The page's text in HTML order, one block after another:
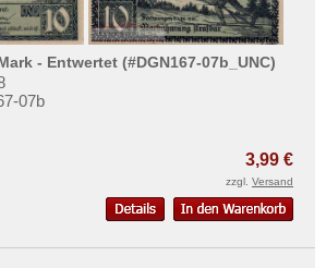
- Entwertet (#DGN167-07b_UNC)
07b
3,99 €
zzgl. Versand